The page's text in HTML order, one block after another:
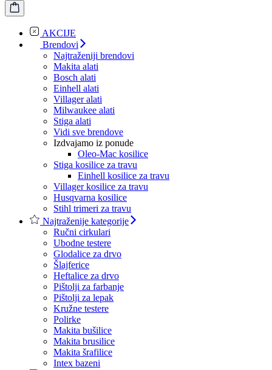
AKCIJE
Brendovi
Najtraženiji brendovi
Makita alati
Bosch alati
Einhell alati
Villager alati
Milwaukee alati
Stiga alati
Vidi sve brendove
Izdvajamo iz ponude
Oleo-Mac kosilice
Stiga kosilice za travu
Einhell kosilice za travu
Villager kosilice za travu
Husqvarna kosilice
Stihl trimeri za travu
Najtraženije kategorije
Ručni cirkulari
Ubodne testere
Glodalice za drvo
Šlajferice
Heftalice za drvo
Pištolji za farbanje
Pištolji za lepak
Kružne testere
Polirke
Makita bušilice
Makita brusilice
Makita šrafilice
Intex bazeni